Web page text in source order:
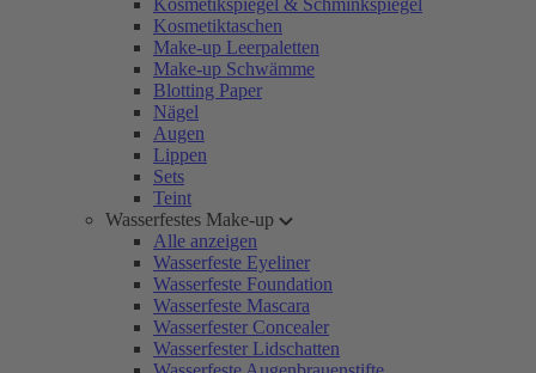
Kosmetikspiegel & Schminkspiegel
Kosmetiktaschen
Make-up Leerpaletten
Make-up Schwämme
Blotting Paper
Nägel
Augen
Lippen
Sets
Teint
Wasserfestes Make-up
Alle anzeigen
Wasserfeste Eyeliner
Wasserfeste Foundation
Wasserfeste Mascara
Wasserfester Concealer
Wasserfester Lidschatten